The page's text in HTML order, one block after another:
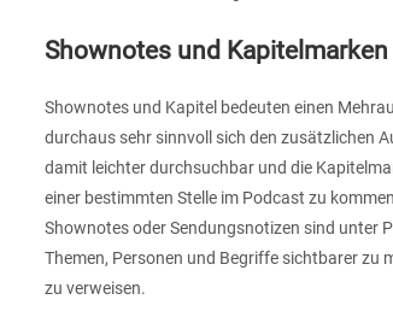
Shownotes und Kapitelmarken
Shownotes und Kapitel bedeuten einen
durchaus sehr sinnvoll sich den zusätzlichen
damit leichter durchsuchbar und die
einer bestimmten Stelle im Podcast zu
Shownotes oder Sendungsnotizen sind unter
Themen, Personen und Begriffe sichtbarer zu
zu verweisen.